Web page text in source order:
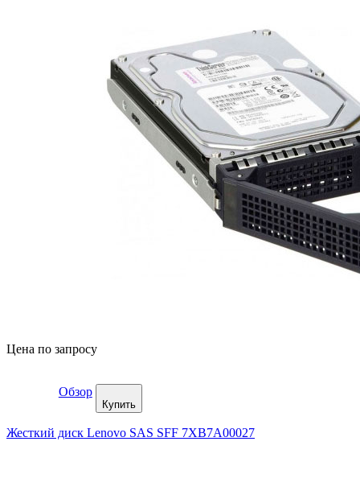
Цена по запросу
Обзор
Купить
Жесткий диск Lenovo SAS SFF 7XB7A00027